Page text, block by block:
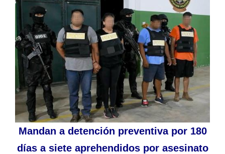
Mandan a detención preventiva por 180
días a siete aprehendidos por asesinato